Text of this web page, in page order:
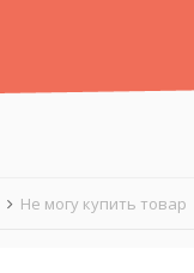
Не могу купить товар